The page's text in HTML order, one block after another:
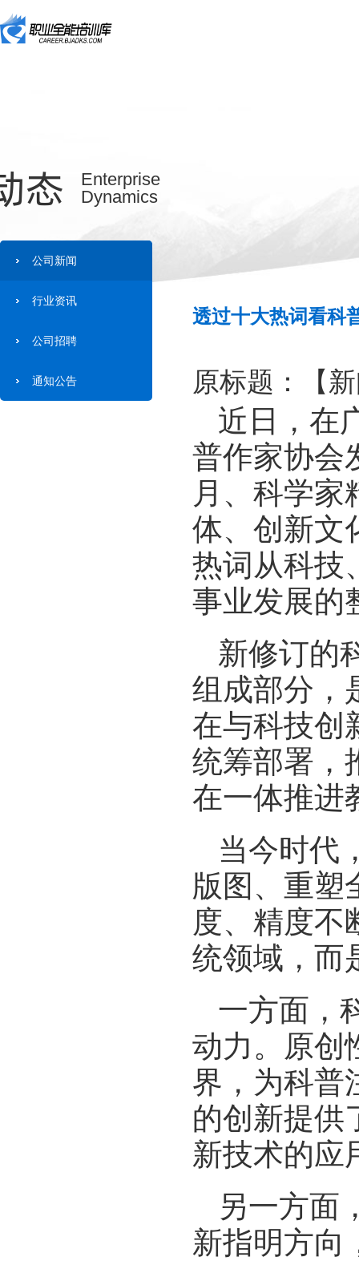
态
Enterprise
Dynamics
公司新闻
行业资讯
公司招聘
通知公告
透过十大热词看科
原标题：【
近日，在
普作家协会
月、科学家
体、创新文
热词从科技
事业发展的
新修订的
组成部分，
在与科技创
统筹部署，
在一体推进
当今时代
版图、重塑
度、精度不
统领域，而
一方面，
动力。原创
界，为科普
的创新提供
新技术的应
另一方面
新指明方向